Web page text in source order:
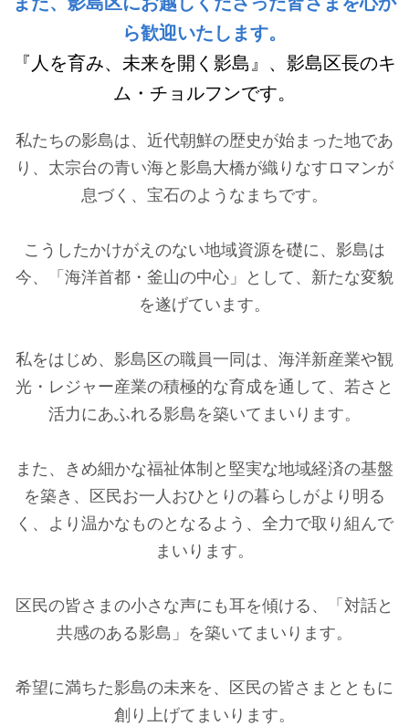
ら歓迎いたします。
『人を育み、未来を開く影島』、影島区長のキ
ム・チョルフンです。
私たちの影島は、近代朝鮮の歴史が始まった地であ
り、太宗台の青い海と影島大橋が織りなすロマンが
息づく、宝石のようなまちです。
こうしたかけがえのない地域資源を礎に、影島は
今、「海洋首都・釜山の中心」として、新たな変貌
を遂げています。
私をはじめ、影島区の職員一同は、海洋新産業や観
光・レジャー産業の積極的な育成を通して、若さと
活力にあふれる影島を築いてまいります。
また、きめ細かな福祉体制と堅実な地域経済の基盤
を築き、区民お一人おひとりの暮らしがより明る
く、より温かなものとなるよう、全力で取り組んで
まいります。
区民の皆さまの小さな声にも耳を傾ける、「対話と
共感のある影島」を築いてまいります。
希望に満ちた影島の未来を、区民の皆さまとともに
創り上げてまいります。